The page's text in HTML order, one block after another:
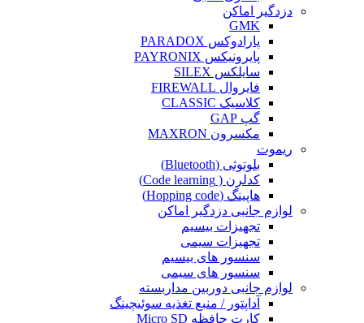
دزدگیر اماکن
GMK
پارادوکس PARADOX
پایرونیکس PAYRONIX
سایلکس SILEX
فایروال FIREWALL
کلاسیک CLASSIC
گپ GAP
مکسرون MAXRON
ریموت
بلوتوثی (Bluetooth)
کدلرن ( Code learning)
هاپینگ (Hopping code)
لوازم جانبی دزدگیر اماکن
تجهیزات بیسیم
تجهیزات سیمی
سنسور های بیسیم
سنسور های سیمی
لوازم جانبی دوربین مداربسته
آداپتور / منبع تغذیه سوئیچینگ
کارت حافظه Micro SD